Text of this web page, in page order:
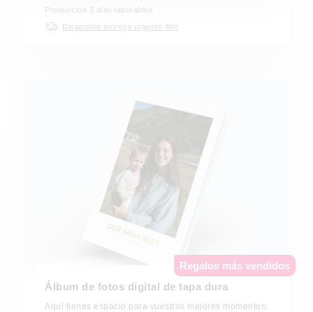
Producción 3 días laborables
Disponible entrega urgente 48h
Regalos más vendidos
Álbum de fotos digital de tapa dura
Aquí tienes espacio para vuestros mejores momentos: